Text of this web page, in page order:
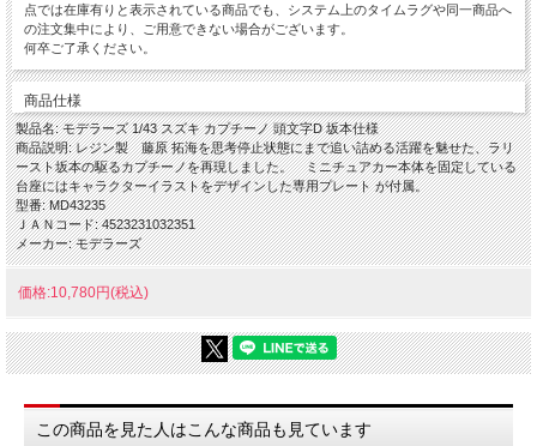
点では在庫有りと表示されている商品でも、システム上のタイムラグや同一商品へ
の注文集中により、ご用意できない場合がございます。
何卒ご了承ください。
商品仕様
製品名: モデラーズ 1/43 スズキ カプチーノ 頭文字D 坂本仕様
商品説明: レジン製 藤原 拓海を思考停止状態にまで追い詰める活躍を魅せた、ラリ
ースト坂本の駆るカプチーノを再現しました。 ミニチュアカー本体を固定している
台座にはキャラクターイラストをデザインした専用プレート が付属。
型番: MD43235
ＪＡＮコード: 4523231032351
メーカー: モデラーズ
価格:10,780円(税込)
この商品を見た人はこんな商品も見ています